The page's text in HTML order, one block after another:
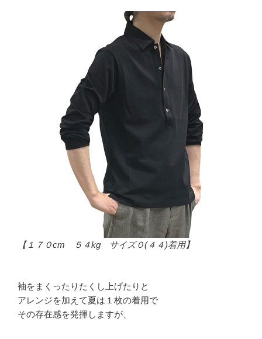
【１７０cm ５４kg サイズ０(４４)着用】
袖をまくったりたくし上げたりと
アレンジを加えて夏は１枚の着用で
その存在感を発揮しますが、